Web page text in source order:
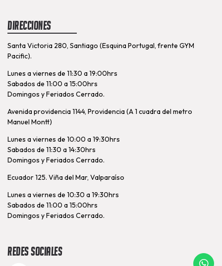
Direcciones
Santa Victoria 280, Santiago (Esquina Portugal, frente GYM
Pacific).
Lunes a viernes de 11:30 a 19:00hrs
Sabados de 11:00 a 15:00hrs
Domingos y Feriados Cerrado.
Avenida providencia 1144, Providencia (A 1 cuadra del metro
Manuel Montt)
Lunes a viernes de 10:00 a 19:30hrs
Sabados de 11:30 a 14:30hrs
Domingos y Feriados Cerrado.
Ecuador 125. Viña del Mar, Valparaíso
Lunes a viernes de 10:30 a 19:30hrs
Sabados de 11:00 a 15:00hrs
Domingos y Feriados Cerrado.
Redes Sociales